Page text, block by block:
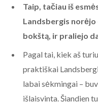
Taip, tačiau iš
Landsbergis
bokštą, ir praliejo
Pagal tai, kiek aš
praktiškai
labai sėkmingai –
išlaisvinta. Šiandien